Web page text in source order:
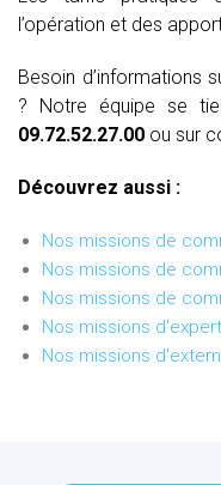
l’opération et des
Besoin d’informations
? Notre équipe se
09.72.52.27.00 ou sur
Découvrez aussi :
Nos missions de
Nos missions de
Nos missions de
Nos missions
Nos missions